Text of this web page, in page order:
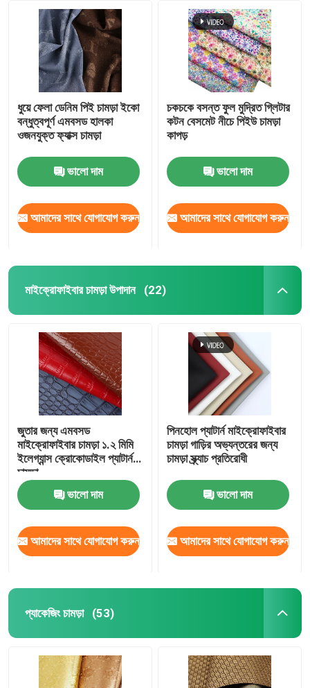
ধুয়ে ফেলা ডেনিম পিই চামড়া ইকো
বন্ধুত্বপূর্ণ এমবসড হালকা
ওজনযুক্ত ফ্যাক্স চামড়া
ভালো দাম
আমাদের সাথে যোগাযোগ করুন
চকচকে বসন্ত ফুল মুদ্রিত গ্লিটার
কটন বেসমেট নীচে পিইউ চামড়া
কাপড়
ভালো দাম
আমাদের সাথে যোগাযোগ করুন
মাইক্রোফাইবার চামড়া উপাদান (22)
জুতার জন্য এমবসড
মাইক্রোফাইবার চামড়া ১.২ মিমি
ইলেগ্যান্স ক্রোকোডাইল প্যাটার্ন
চামড়া
ভালো দাম
আমাদের সাথে যোগাযোগ করুন
পিনহোল প্যাটার্ন মাইক্রোফাইবার
চামড়া গাড়ির অভ্যন্তরের জন্য
চামড়া স্ক্র্যাচ প্রতিরোধী
ভালো দাম
আমাদের সাথে যোগাযোগ করুন
প্যাকেজিং চামড়া (53)